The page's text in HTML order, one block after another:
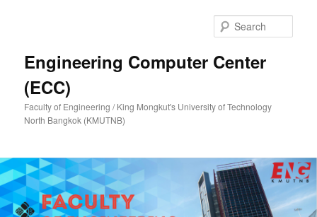
Engineering Computer Center
(ECC)
Faculty of Engineering / King Mongkut's University of Technology
North Bangkok (KMUTNB)